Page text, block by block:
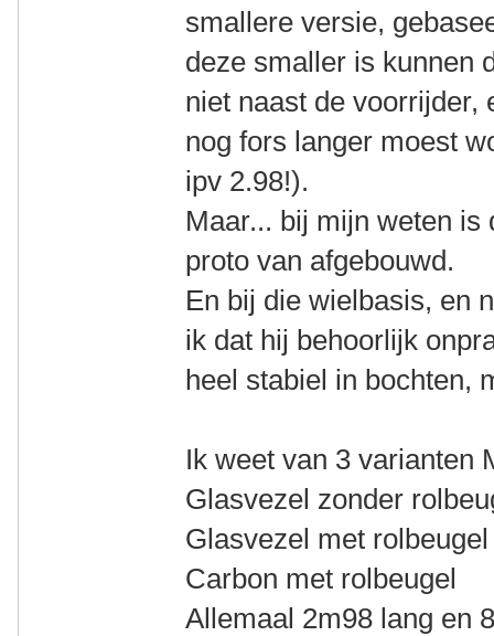
smallere versie,
deze smaller is kunnen
niet naast de voorrijder,
nog fors langer moest
ipv 2.98!).
Maar... bij mijn weten
proto van afgebouwd.
En bij die wielbasis, en
ik dat hij behoorlijk
heel stabiel in bochten,
Ik weet van 3 varianten
Glasvezel zonder
Glasvezel met rolbeugel
Carbon met rolbeugel
Allemaal 2m98 lang en